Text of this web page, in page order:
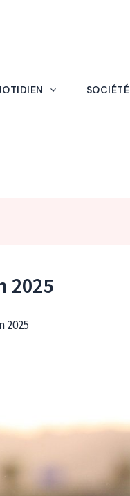
SOCIÉTÉ
2025
2025